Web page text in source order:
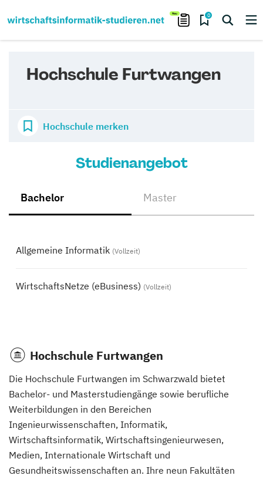
0
Hochschule Furtwangen
Hochschule merken
Studienangebot
Bachelor Master
Allgemeine Informatik (Vollzeit)
WirtschaftsNetze (eBusiness) (Vollzeit)
Hochschule Furtwangen
Die Hochschule Furtwangen im Schwarzwald bietet
Bachelor- und Masterstudiengänge sowie berufliche
Weiterbildungen in den Bereichen
Ingenieurwissenschaften, Informatik,
Wirtschaftsinformatik, Wirtschaftsingenieurwesen,
Medien, Internationale Wirtschaft und
Gesundheitswissenschaften an. Ihre neun Fakultäten